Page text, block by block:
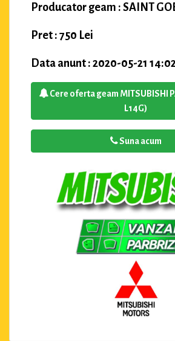
Producator geam : SAINT
Pret : 750 Lei
Data anunt : 2020-05-21
Cere oferta geam MITSUBISHI
L14G)
Suna acum